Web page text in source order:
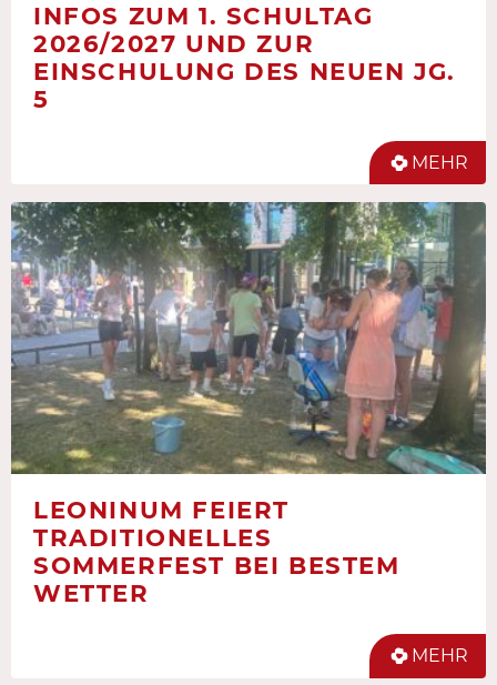
INFOS ZUM 1. SCHULTAG
2026/2027 UND ZUR
EINSCHULUNG DES NEUEN JG.
5
MEHR
LEONINUM FEIERT
TRADITIONELLES
SOMMERFEST BEI BESTEM
WETTER
MEHR